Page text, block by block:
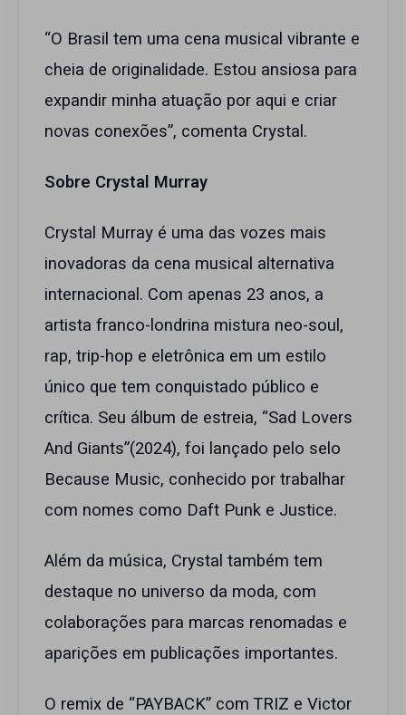
“O Brasil tem uma cena musical vibrante e
cheia de originalidade. Estou ansiosa para
expandir minha atuação por aqui e criar
novas conexões”, comenta Crystal.
Sobre Crystal Murray
Crystal Murray é uma das vozes mais
inovadoras da cena musical alternativa
internacional. Com apenas 23 anos, a
artista franco-londrina mistura neo-soul,
rap, trip-hop e eletrônica em um estilo
único que tem conquistado público e
crítica. Seu álbum de estreia, “Sad Lovers
And Giants”(2024), foi lançado pelo selo
Because Music, conhecido por trabalhar
com nomes como Daft Punk e Justice.
Além da música, Crystal também tem
destaque no universo da moda, com
colaborações para marcas renomadas e
aparições em publicações importantes.
O remix de “PAYBACK” com TRIZ e Victor